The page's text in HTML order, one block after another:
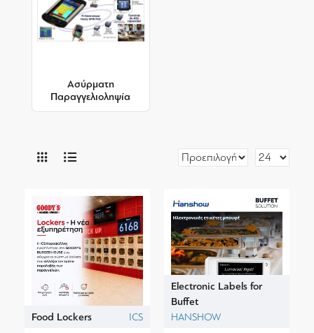
Ασύρματη
Παραγγελιοληψία
Food Lockers ICS
Electronic Labels for
Buffet
HANSHOW